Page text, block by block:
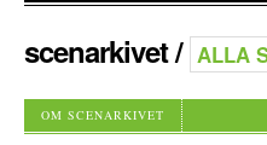
scenarkivet/
OM SCENARKIVET